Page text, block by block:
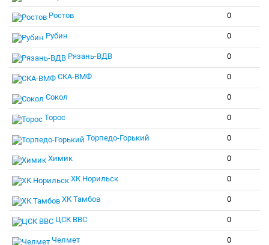
Ростов 0
Рубин 0
Рязань-ВДВ 0
СКА-ВМФ 0
Сокол 0
Торос 0
Торпедо-Горький 0
Химик 0
ХК Норильск 0
ХК Тамбов 0
ЦСК ВВС 0
Челмет 0